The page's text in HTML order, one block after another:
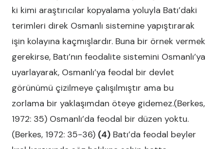
ki kimi araştırıcılar kopyalama yoluyla Batı’daki
terimleri direk Osmanlı sistemine yapıştırarak
işin kolayına kaçmışlardır. Buna bir örnek vermek
gerekirse, Batı’nın feodalite sistemini Osmanlı’ya
uyarlayarak, Osmanlı’ya feodal bir devlet
görünümü çizilmeye çalışılmıştır ama bu
zorlama bir yaklaşımdan öteye gidemez.(Berkes,
1972: 35) Osmanlı’da feodal bir düzen yoktu.
(Berkes, 1972: 35-36) (4) Batı’da feodal beyler